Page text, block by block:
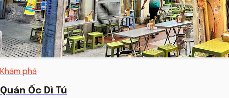
Khám phá
Quán Ốc Dì Tú